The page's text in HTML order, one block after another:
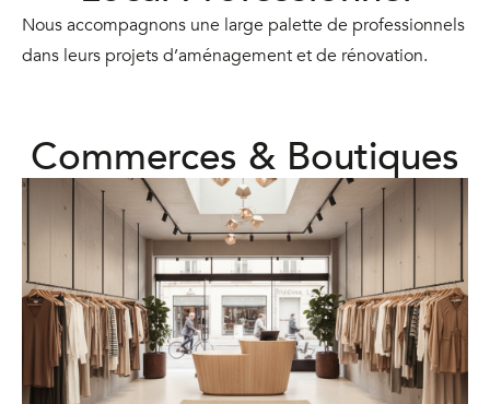
Nous accompagnons une large palette de professionnels
dans leurs projets d’aménagement et de rénovation.
Commerces & Boutiques